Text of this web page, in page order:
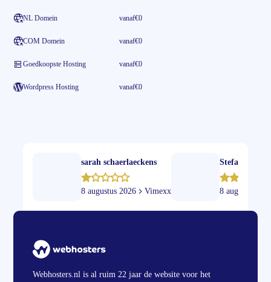
NL Domein vanaf€0
COM Domein vanaf€0
Goedkoopste Hosting vanaf€0
Wordpress Hosting vanaf€0
sarah schaerlaeckens
8 augustus 2026 Vimexx
Stefan
8 augustus
Webhosters.nl is al ruim 22 jaar de website voor het